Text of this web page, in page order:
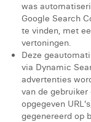
Sebastiaan
Sven Bosschem
Thomas Kurevic
Thomas Riis
Victor Hayot
was
Google Search
te vinden, met
vertoningen.
Deze
via Dynamic
advertenties
van de
opgegeven
gegenereerd op